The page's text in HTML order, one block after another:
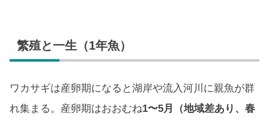
繁殖と一生（1年魚）
ワカサギは産卵期になると湖岸や流入河川に親魚が群
れ集まる。産卵期はおおむね1〜5月（地域差あり、春